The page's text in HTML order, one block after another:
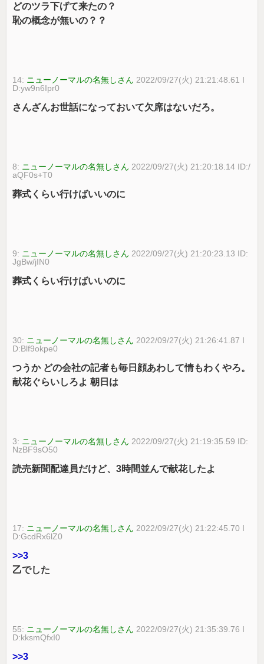
どのツラ下げて来たの？
恥の概念が無いの？？
14: ニューノーマルの名無しさん 2022/09/27(火) 21:21:48.61 I
D:yw9n6Ipr0
さんざんお世話になっておいて欠席はないだろ。
8: ニューノーマルの名無しさん 2022/09/27(火) 21:20:18.14 ID:/
aQF0s+T0
葬式くらい行けばいいのに
9: ニューノーマルの名無しさん 2022/09/27(火) 21:20:23.13 ID:
JgBw/jIN0
葬式くらい行けばいいのに
30: ニューノーマルの名無しさん 2022/09/27(火) 21:26:41.87 I
D:Blf9okpe0
つうか どの会社の記者も毎日顔あわして情もわくやろ。
献花ぐらいしろよ 朝日は
3: ニューノーマルの名無しさん 2022/09/27(火) 21:19:35.59 ID:
NzBF9sO50
読売新聞配達員だけど、3時間並んで献花したよ
17: ニューノーマルの名無しさん 2022/09/27(火) 21:22:45.70 I
D:GcdRx6lZ0
>>3
乙でした
55: ニューノーマルの名無しさん 2022/09/27(火) 21:35:39.76 I
D:kksmQfxI0
>>3